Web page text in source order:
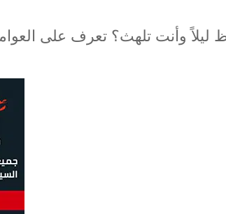
ليلاً وأنت تلهث؟ تعرف على